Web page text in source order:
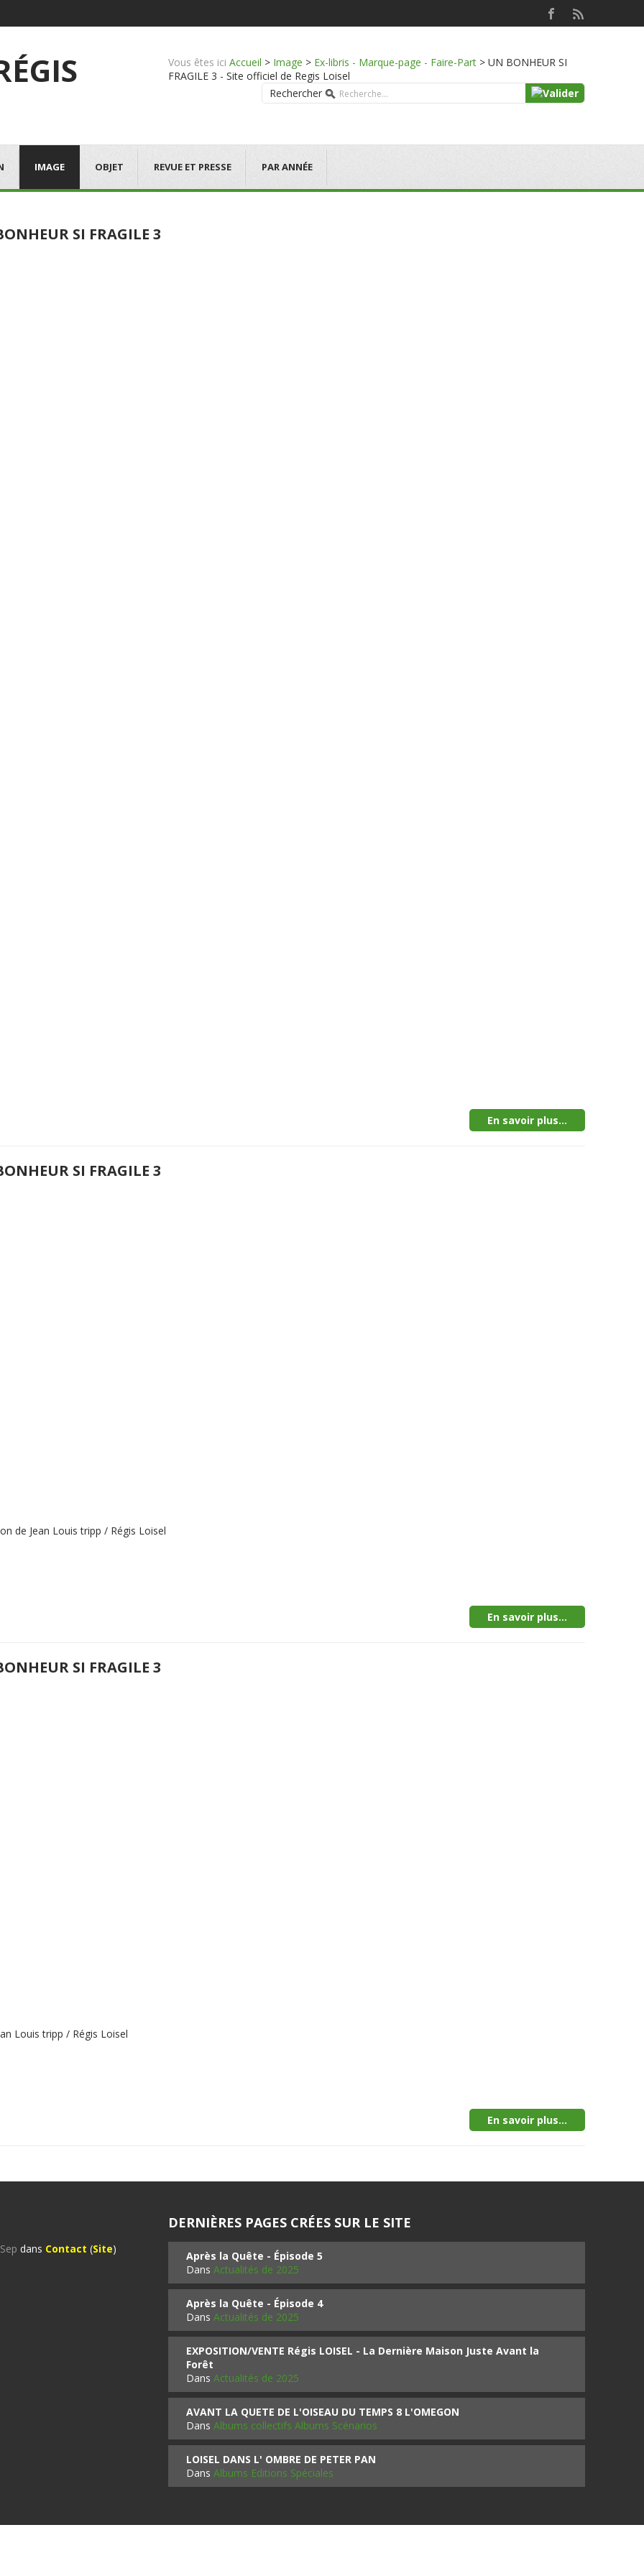
Vous êtes ici Accueil > Image > Ex-libris - Marque-page - Faire-Part > UN BONHEUR SI
FRAGILE 3 - Site officiel de Regis Loisel
Rechercher
IMAGE OBJET REVUE ET PRESSE PAR ANNÉE
SI FRAGILE 3
En savoir plus...
SI FRAGILE 3
de Jean Louis tripp / Régis Loisel
En savoir plus...
SI FRAGILE 3
Louis tripp / Régis Loisel
En savoir plus...
dans Contact (Site)
DERNIÈRES PAGES CRÉES SUR LE SITE
Après la Quête - Épisode 5
Dans Actualités de 2025
Après la Quête - Épisode 4
Dans Actualités de 2025
EXPOSITION/VENTE Régis LOISEL - La Dernière Maison Juste Avant la
Forêt
Dans Actualités de 2025
AVANT LA QUETE DE L'OISEAU DU TEMPS 8 L'OMEGON
Dans Albums collectifs Albums Scénarios
LOISEL DANS L' OMBRE DE PETER PAN
Dans Albums Editions Spéciales